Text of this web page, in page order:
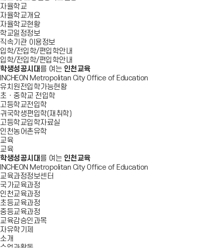
자율학교
자율학교개요
자율학교현황
학교일정정보
직속기관 이용정보
입학/전입학/편입학안내
입학/전입학/편입학안내
학생성공시대 를 여는 인천교육
INCHEON Metropolitan City Office of Education
유치원전입학가능현황
초ㆍ중학교 전입학
고등학교전입학
귀국학생편입학(재취학)
고등학교입학자료실
인천농어촌유학
교육
교육
학생성공시대 를 여는 인천교육
INCHEON Metropolitan City Office of Education
교육과정정보센터
국가교육과정
인천교육과정
초등교육과정
중등교육과정
교육감승인과목
자유학기제
소개